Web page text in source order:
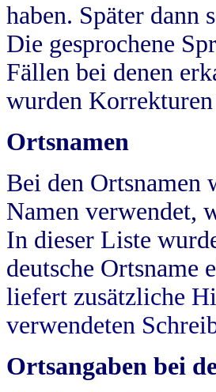
haben. Später dann
Die gesprochene
Fällen bei denen
wurden
Ortsnamen
Bei den Ortsnamen
Namen verwendet,
In dieser Liste
deutsche Ortsname
liefert zusätzliche
verwendeten
Ortsangaben bei